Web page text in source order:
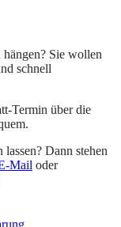
hängen? Sie wollen
schnell
Termin über die
Dann stehen
Mail oder